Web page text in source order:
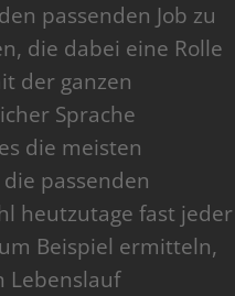
passenden Job zu
die dabei eine Rolle
der ganzen
Sprache
die meisten
passenden
heutzutage fast jeder
Beispiel ermitteln,
Lebenslauf